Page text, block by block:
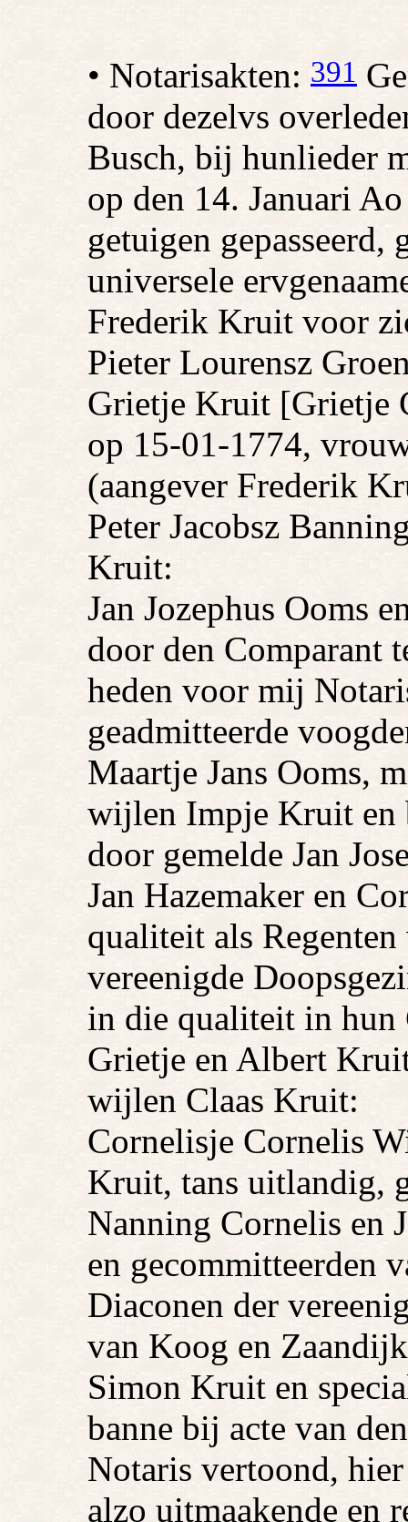
• Notarisakten: 391
door dezelvs
Busch, bij hunlieder
op den 14. Januari
getuigen gepasseerd,
universele
Frederik Kruit voor
Pieter Lourensz
Grietje Kruit [Grietje
op 15-01-1774,
(aangever Frederik
Peter Jacobsz
Kruit:
Jan Jozephus Ooms
door den Comparant
heden voor mij
geadmitteerde
Maartje Jans Ooms,
wijlen Impje Kruit en
door gemelde Jan
Jan Hazemaker en
qualiteit als
vereenigde
in die qualiteit in hun
Grietje en Albert
wijlen Claas Kruit:
Cornelisje Cornelis
Kruit, tans uitlandig,
Nanning Cornelis en
en gecommitteerden
Diaconen der
van Koog en
Simon Kruit en
banne bij acte van
Notaris vertoond,
alzo uitmaakende en